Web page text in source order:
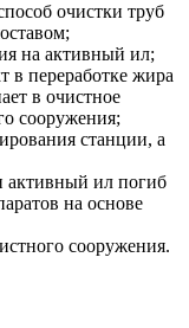
очистки труб
на активный ил;
в переработке жира
в очистное
сооружения;
станции, а
активный ил погиб
на основе
сооружения.